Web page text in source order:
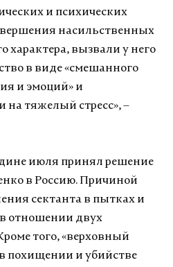
и психических
насильственных
характера, вызвали у него
в виде «смешанного
и эмоций» и
на тяжелый стресс», –
июля принял решение
в Россию. Причиной
сектанта в пытках и
отношении двух
того, «верховный
похищении и убийстве